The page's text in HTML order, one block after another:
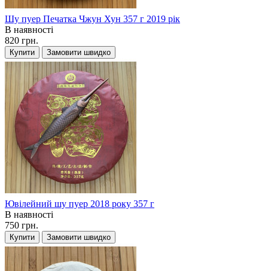
Шу пуер Печатка Чжун Хун 357 г 2019 рік
В наявності
820 грн.
Купити Замовити швидко
Ювілейний шу пуер 2018 року 357 г
В наявності
750 грн.
Купити Замовити швидко